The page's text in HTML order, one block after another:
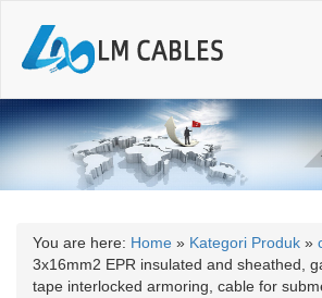
You are here: Home » Kategori Produk »
3x16mm2 EPR insulated and sheathed,
tape interlocked armoring, cable for